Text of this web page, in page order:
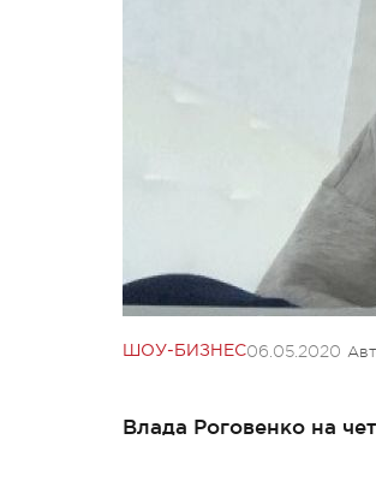
ШОУ-БИЗНЕС06.05.2020
Влада Роговенко на